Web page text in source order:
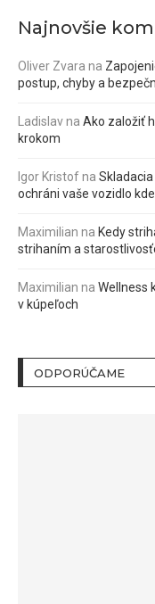
Najnovšie
Oliver Zvara na
postup, chyby a
Ladislavna Ako založiť
krokom
Igor Kristofna
ochráni vaše vozidlo
Maximilian na Kedy
strihaním a
Maximilian na Wellness
v kúpeľoch
ODPORÚČAME